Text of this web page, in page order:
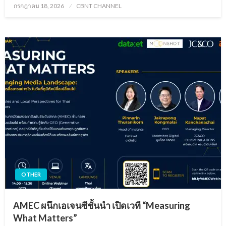
Posted
กรกฎาคม 18, 2026 CBNT CHANNEL
OTHER
AMEC ผนึกเอเจนซีชั้นนำ เปิดเวที “Measuring
What Matters”